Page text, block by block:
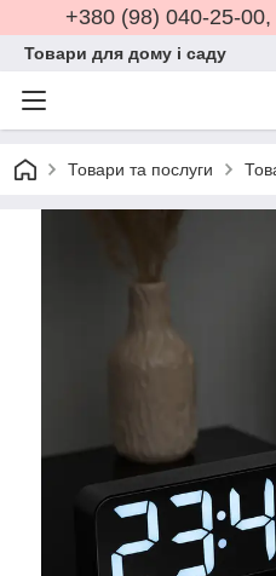
+380 (98) 040-25-
Товари для дому і саду
Товари та послуги